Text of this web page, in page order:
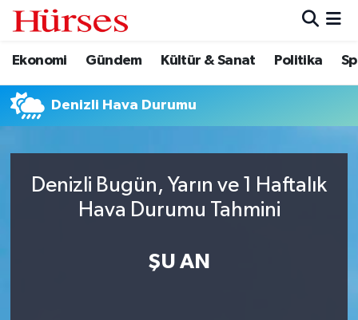
Ekonomi Gündem Kültür & Sanat Politika
Denizli Hava Durumu
Denizli Bugün, Yarın ve 1 Haftalık
Hava Durumu Tahmini
ŞU AN
Ekonomi
Gündem
Politika
Hava Durumu
Trafik Durumu
Tüm Manşetler